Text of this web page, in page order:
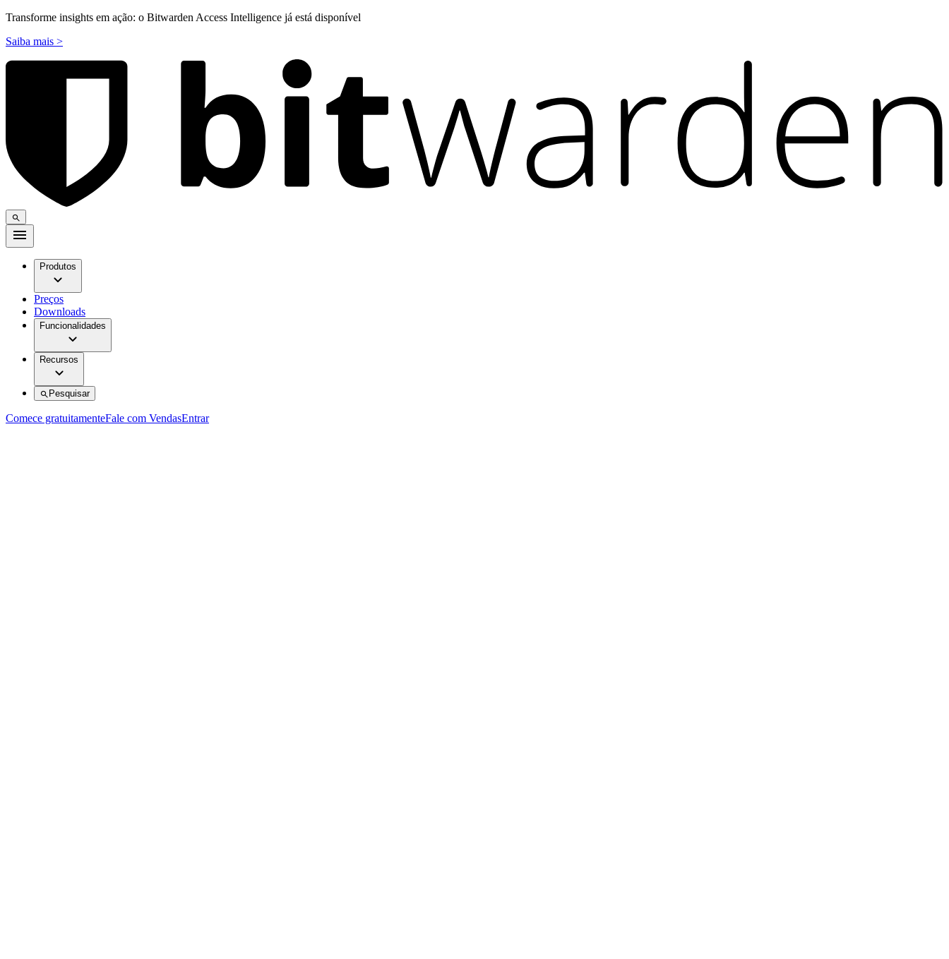
Transforme insights em ação: o Bitwarden Access Intelligence já está disponível
Saiba mais >
Produtos
Preços
Downloads
Funcionalidades
Recursos
Pesquisar
Comece gratuitamenteFale com VendasEntrar